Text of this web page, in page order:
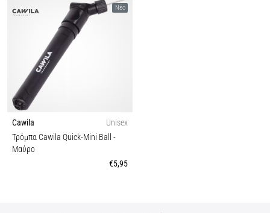
Νέο
Cawila
Unisex
Τρόμπα Cawila Quick-Mini Ball -
Μαύρο
€5,95